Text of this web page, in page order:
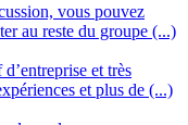
vous pouvez
au reste du groupe (...)
et très
et plus de (...)